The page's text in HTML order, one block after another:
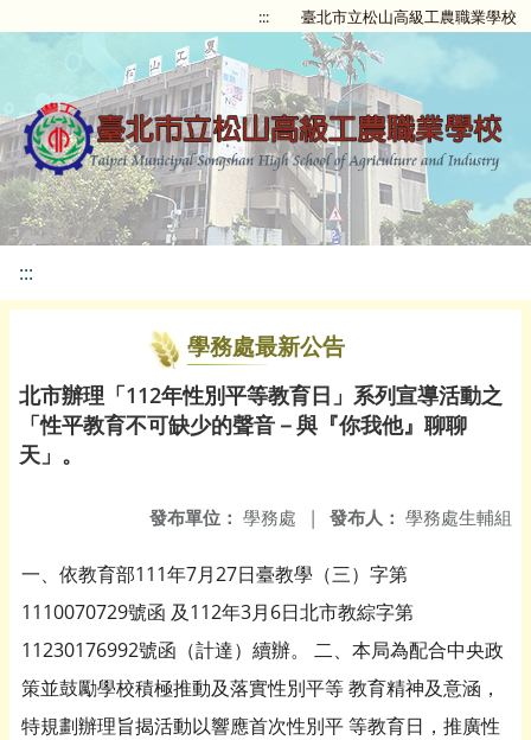
::: 臺北市立松山高級工農職業學校
:::
學務處最新公告
北市辦理「112年性別平等教育日」系列宣導活動之
「性平教育不可缺少的聲音－與『你我他』聊聊
天」。
發布人： 學務處生輔組
發布單位： 學務處 |
一、依教育部111年7月27日臺教學（三）字第
1110070729號函 及112年3月6日北市教綜字第
11230176992號函（計達）續辦。 二、本局為配合中央政
策並鼓勵學校積極推動及落實性別平等 教育精神及意涵，
特規劃辦理旨揭活動以響應首次性別平 等教育日，推廣性